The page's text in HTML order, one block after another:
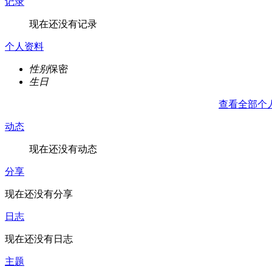
现在还没有记录
个人资料
性别保密
生日
查看全部个
动态
现在还没有动态
分享
现在还没有分享
日志
现在还没有日志
主题